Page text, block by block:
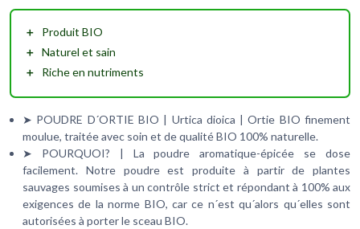
＋ Produit BIO
＋ Naturel et sain
＋
Riche en nutriments
➤ POUDRE D´ORTIE BIO | Urtica dioica | Ortie BIO finement
moulue, traitée avec soin et de qualité BIO 100% naturelle.
➤ POURQUOI? | La poudre aromatique-épicée se dose
facilement. Notre poudre est produite à partir de plantes
sauvages soumises à un contrôle strict et répondant à 100% aux
exigences de la norme BIO, car ce n´est qu´alors qu´elles sont
autorisées à porter le sceau BIO.